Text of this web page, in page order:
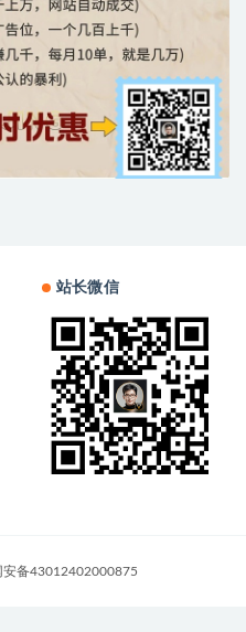
站长微信
安备43012402000875